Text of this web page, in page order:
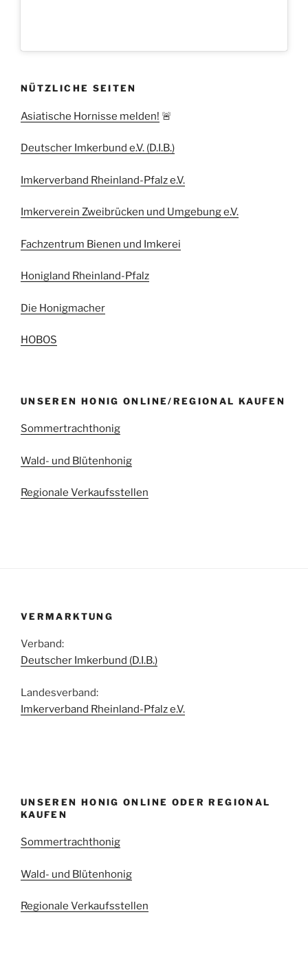
NÜTZLICHE SEITEN
Asiatische Hornisse melden! 🚨
Deutscher Imkerbund e.V. (D.I.B.)
Imkerverband Rheinland-Pfalz e.V.
Imkerverein Zweibrücken und Umgebung e.V.
Fachzentrum Bienen und Imkerei
Honigland Rheinland-Pfalz
Die Honigmacher
HOBOS
UNSEREN HONIG ONLINE/REGIONAL KAUFEN
Sommertrachthonig
Wald- und Blütenhonig
Regionale Verkaufsstellen
VERMARKTUNG
Verband:
Deutscher Imkerbund (D.I.B.)
Landesverband:
Imkerverband Rheinland-Pfalz e.V.
UNSEREN HONIG ONLINE ODER REGIONAL
KAUFEN
Sommertrachthonig
Wald- und Blütenhonig
Regionale Verkaufsstellen